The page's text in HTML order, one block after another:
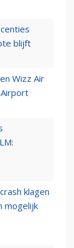
blijft
Wizz Air
klagen
mogelijk